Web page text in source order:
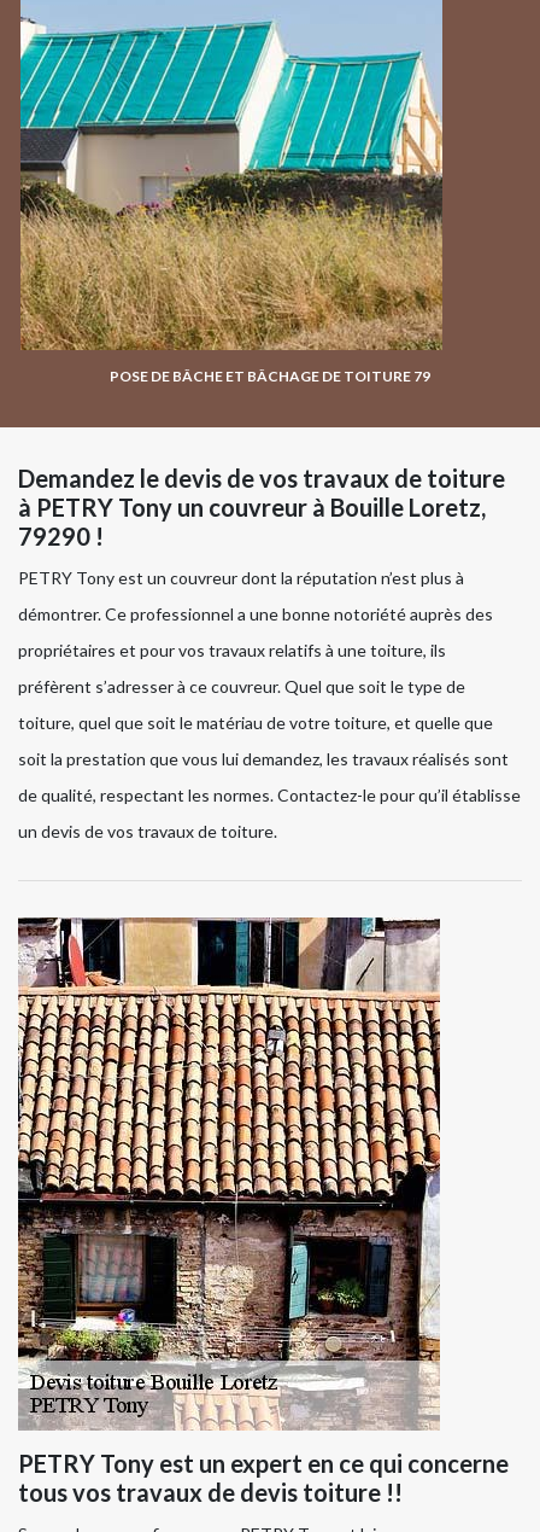
POSE DE BÂCHE ET BÂCHAGE DE TOITURE 79
Demandez le devis de vos travaux de toiture
à PETRY Tony un couvreur à Bouille Loretz,
79290 !
PETRY Tony est un couvreur dont la réputation n’est plus à
démontrer. Ce professionnel a une bonne notoriété auprès des
propriétaires et pour vos travaux relatifs à une toiture, ils
préfèrent s’adresser à ce couvreur. Quel que soit le type de
toiture, quel que soit le matériau de votre toiture, et quelle que
soit la prestation que vous lui demandez, les travaux réalisés sont
de qualité, respectant les normes. Contactez-le pour qu’il établisse
un devis de vos travaux de toiture.
PETRY Tony est un expert en ce qui concerne
tous vos travaux de devis toiture !!